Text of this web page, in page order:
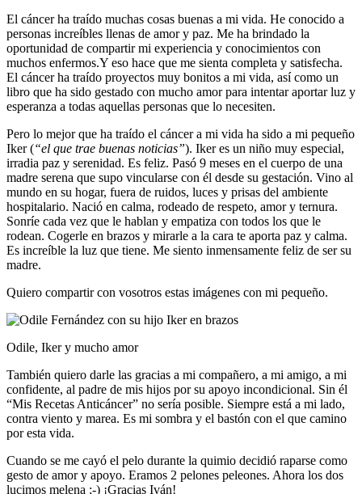
El cáncer ha traído muchas cosas buenas a mi vida. He conocido a
personas increíbles llenas de amor y paz. Me ha brindado la
oportunidad de compartir mi experiencia y conocimientos con
muchos enfermos.Y eso hace que me sienta completa y satisfecha.
El cáncer ha traído proyectos muy bonitos a mi vida, así como un
libro que ha sido gestado con mucho amor para intentar aportar luz y
esperanza a todas aquellas personas que lo necesiten.
Pero lo mejor que ha traído el cáncer a mi vida ha sido a mi pequeño
Iker (“el que trae buenas noticias”). Iker es un niño muy especial,
irradia paz y serenidad. Es feliz. Pasó 9 meses en el cuerpo de una
madre serena que supo vincularse con él desde su gestación. Vino al
mundo en su hogar, fuera de ruidos, luces y prisas del ambiente
hospitalario. Nació en calma, rodeado de respeto, amor y ternura.
Sonríe cada vez que le hablan y empatiza con todos los que le
rodean. Cogerle en brazos y mirarle a la cara te aporta paz y calma.
Es increíble la luz que tiene. Me siento inmensamente feliz de ser su
madre.
Quiero compartir con vosotros estas imágenes con mi pequeño.
Odile, Iker y mucho amor
También quiero darle las gracias a mi compañero, a mi amigo, a mi
confidente, al padre de mis hijos por su apoyo incondicional. Sin él
“Mis Recetas Anticáncer” no sería posible. Siempre está a mi lado,
contra viento y marea. Es mi sombra y el bastón con el que camino
por esta vida.
Cuando se me cayó el pelo durante la quimio decidió raparse como
gesto de amor y apoyo. Eramos 2 pelones peleones. Ahora los dos
lucimos melena ;-) ¡Gracias Iván!